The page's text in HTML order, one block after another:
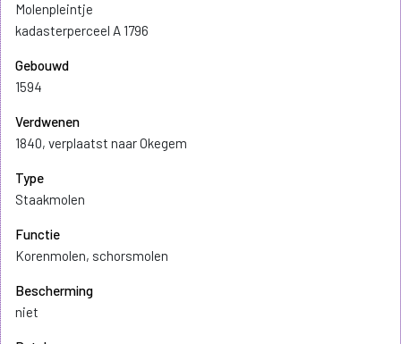
Molenpleintje
kadasterperceel A 1796
Gebouwd
1594
Verdwenen
1840, verplaatst naar Okegem
Type
Staakmolen
Functie
Korenmolen, schorsmolen
Bescherming
niet